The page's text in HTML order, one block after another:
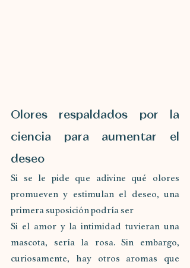
Olores respaldados por la
ciencia para aumentar el
deseo
Si se le pide que adivine qué olores
promueven y estimulan el deseo, una
primera suposición podría ser
Si el amor y la intimidad tuvieran una
mascota, sería la rosa. Sin embargo,
curiosamente, hay otros aromas que